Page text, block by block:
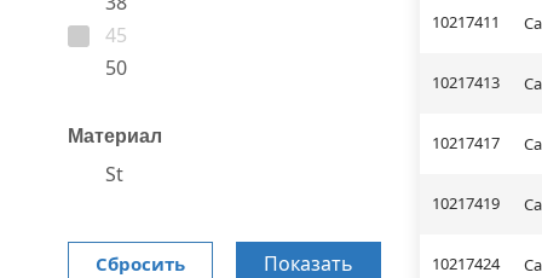
45
50
Материал
St
Сбросить Показать
10217411
10217413
10217417
10217419
10217424